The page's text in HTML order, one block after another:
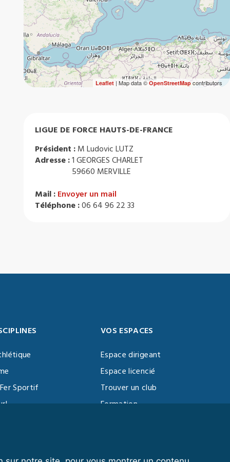
Leaflet| Map data ©OpenStreetMapcontributors
LIGUE DE FORCE HAUTS-DE-FRANCE
Président : M Ludovic LUTZ
Adresse :1 GEORGES CHARLET
59660 MERVILLE
Mail : Envoyer un mail
Téléphone :06 64 96 22 33
Sportif
VOS ESPACES
Espace dirigeant
Espace licencié
Trouver un club
Formation